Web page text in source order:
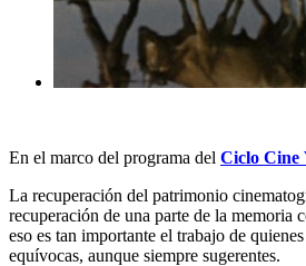
En el marco del programa del Ciclo Cine
La recuperación del patrimonio
recuperación de una parte de la memoria
eso es tan importante el trabajo de
equívocas, aunque siempre sugerentes.